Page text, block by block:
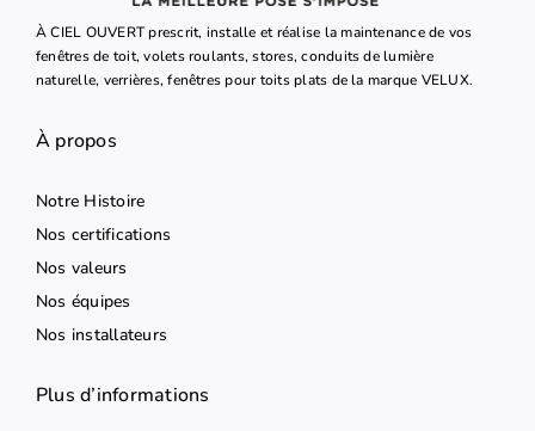
À CIEL OUVERT prescrit, installe et réalise la maintenance de vos
fenêtres de toit, volets roulants, stores, conduits de lumière
naturelle, verrières, fenêtres pour toits plats de la marque VELUX.
À propos
Notre Histoire
Nos certifications
Nos valeurs
Nos équipes
Nos installateurs
Plus d’informations